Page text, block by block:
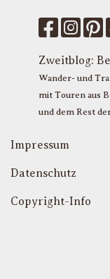
Zweitblog:
Wander- und
mit Touren aus
und dem Rest
Impressum
Datenschutz
Copyright-Info